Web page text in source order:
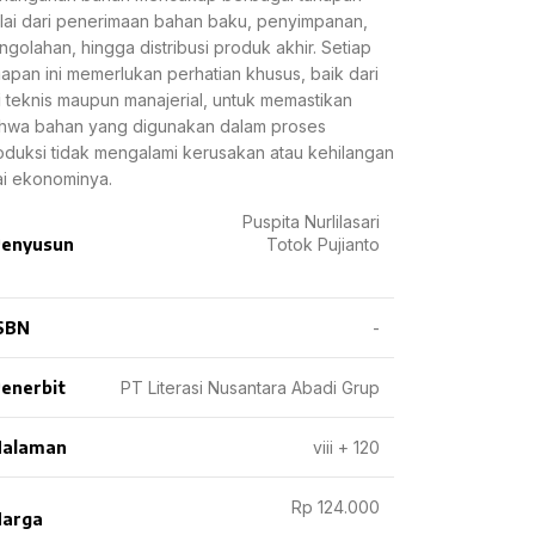
dari penerimaan bahan baku, penyimpanan,
hingga distribusi produk akhir. Setiap
ini memerlukan perhatian khusus, baik dari
teknis maupun manajerial, untuk memastikan
bahan yang digunakan dalam proses
tidak mengalami kerusakan atau kehilangan
ekonominya.
Puspita Nurlilasari
Totok Pujianto
-
PT Literasi Nusantara Abadi Grup
viii + 120
Rp 124.000